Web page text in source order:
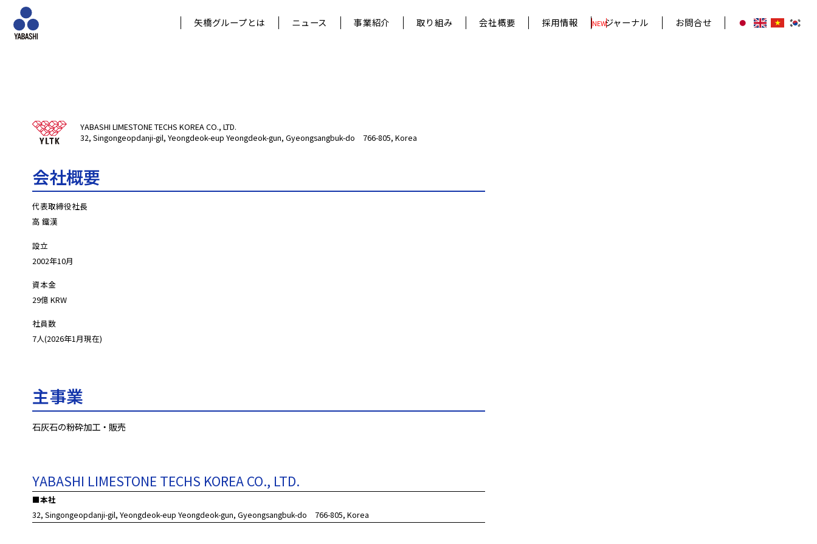
矢橋グループとは ニュース 事業紹介 取り組み 会社概要 採用情報 NEWジャーナル お問合せ
YABASHI LIMESTONE TECHS KOREA CO., LTD.
32, Singongeopdanji-gil, Yeongdeok-eup Yeongdeok-gun, Gyeongsangbuk-do 766-805, Korea
会社概要
資本金
29億 KRW
社員数
7人(2026年1月現在)
主事業
石灰石の粉砕加工・販売
YABASHI LIMESTONE TECHS KOREA CO., LTD.
■本社
32, Singongeopdanji-gil, Yeongdeok-eup Yeongdeok-gun, Gyeongsangbuk-do　766-805, Korea